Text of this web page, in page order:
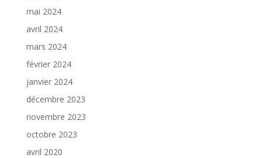
mai 2024
avril 2024
mars 2024
février 2024
janvier 2024
décembre 2023
novembre 2023
octobre 2023
avril 2020